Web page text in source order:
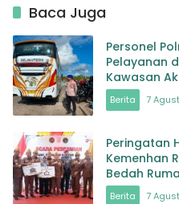
Baca Juga
Personel
Pelayanan
Kawasan
Pelabuhan
Berita 7
Peringatan
Kemenhan
Bedah
Berita 7